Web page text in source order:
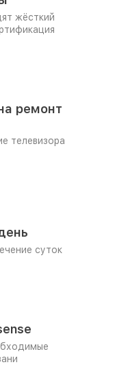
жёсткий
ремонт
телевизора
суток